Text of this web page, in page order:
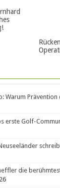
Warum
erste Golf-
die